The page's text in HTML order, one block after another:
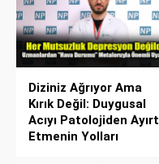
Diziniz Ağrıyor Ama
Kırık Değil: Duygusal
Acıyı Patolojiden Ayırt
Etmenin Yolları